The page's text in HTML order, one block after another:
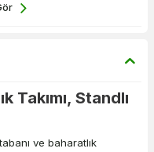
Takımı, Standlı
ve baharatlık